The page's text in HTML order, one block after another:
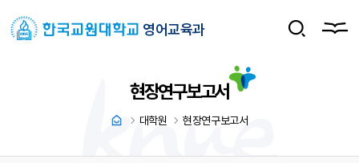
영어교육과
현장연구보고서
대학원 현장연구보고서